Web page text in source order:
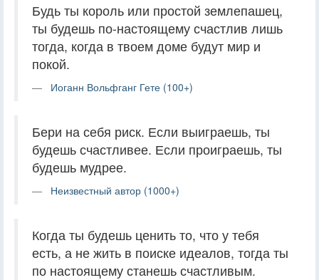
Будь ты король или простой землепашец,
ты будешь по-настоящему счастлив лишь
тогда, когда в твоем доме будут мир и
покой.
Иоганн Вольфганг Гете (100+)
Бери на себя риск. Если выиграешь, ты
будешь счастливее. Если проиграешь, ты
будешь мудрее.
Неизвестный автор (1000+)
Когда ты будешь ценить то, что у тебя
есть, а не жить в поиске идеалов, тогда ты
по настоящему станешь счастливым.